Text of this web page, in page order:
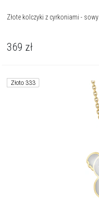
Złote kolczyki z cyrkoniami - sowy
369 zł
Złoto 333